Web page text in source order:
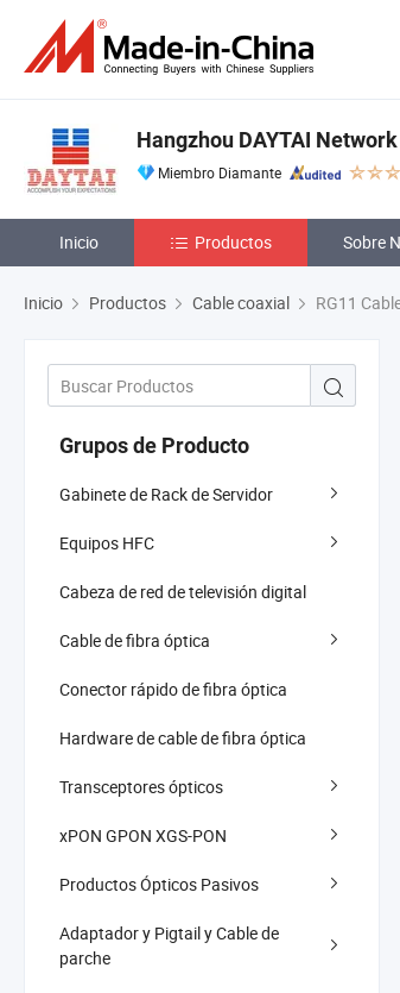
Hangzhou DAYTAI
Miembro Diamante
Inicio Productos Sobre
Inicio Productos Cable coaxial RG11
Grupos de Producto
Gabinete de Rack de Servidor
Equipos HFC
Cabeza de red de televisión digital
Cable de fibra óptica
Conector rápido de fibra óptica
Hardware de cable de fibra óptica
Transceptores ópticos
xPON GPON XGS-PON
Productos Ópticos Pasivos
Adaptador y Pigtail y Cable de
parche